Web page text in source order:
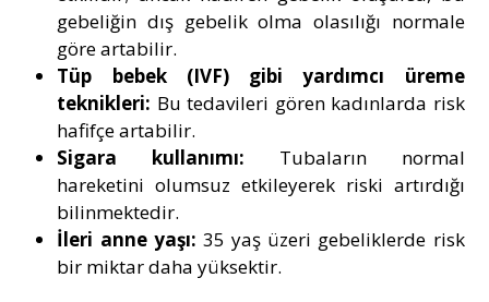
gebeliğin dış gebelik olma olasılığı normale
göre artabilir.
Tüp bebek (IVF) gibi yardımcı üreme
teknikleri: Bu tedavileri gören kadınlarda risk
hafifçe artabilir.
Sigara kullanımı: Tubaların normal
hareketini olumsuz etkileyerek riski artırdığı
bilinmektedir.
İleri anne yaşı: 35 yaş üzeri gebeliklerde risk
bir miktar daha yüksektir.